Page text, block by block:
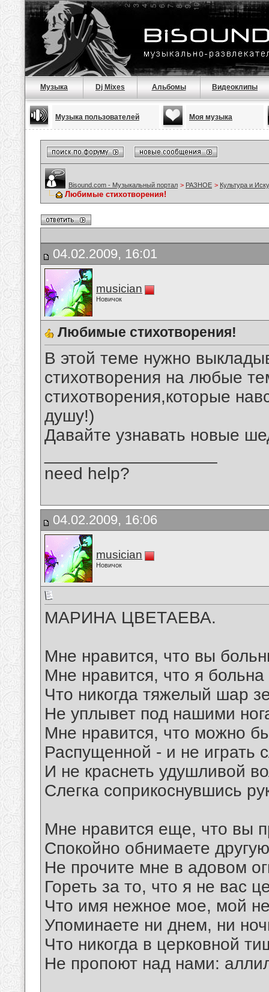
Музыка Dj Mixes Альбомы Видеоклипы
Музыка пользователей Моя музыка
Bisound.com - Музыкальный портал > РАЗНОЕ > Культура и
Любимые стихотворения!
04.02.2009, 16:01
musician
Новичок
Любимые стихотворения!
В этой теме нужно
стихотворения на любые
стихотворения,которые
душу!)
Давайте узнавать новые
need help?
04.02.2009, 16:06
musician
Новичок
МАРИНА ЦВЕТАЕВА.
Мне нравится, что вы
Мне нравится, что я
Что никогда тяжелый шар
Не уплывет под нашими
Мне нравится, что можно
Распущенной - и не играть
И не краснеть удушливой
Слегка соприкоснувшись
Мне нравится еще, что вы
Спокойно обнимаете
Не прочите мне в адовом
Гореть за то, что я не вас
Что имя нежное мое, мой
Упоминаете ни днем, ни
Что никогда в церковной
Не пропоют над нами: